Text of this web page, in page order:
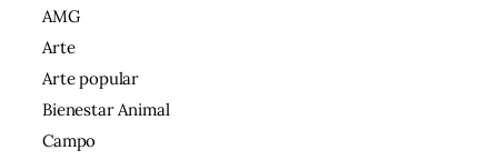
AMG
Arte
Arte popular
Bienestar Animal
Campo